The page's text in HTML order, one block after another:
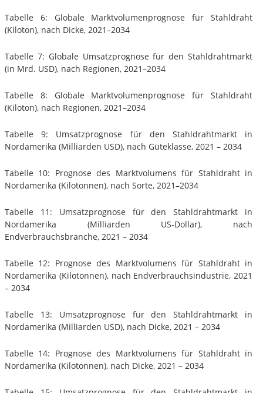
Tabelle 6: Globale Marktvolumenprognose für Stahldraht
(Kiloton), nach Dicke, 2021–2034
Tabelle 7: Globale Umsatzprognose für den Stahldrahtmarkt
(in Mrd. USD), nach Regionen, 2021–2034
Tabelle 8: Globale Marktvolumenprognose für Stahldraht
(Kiloton), nach Regionen, 2021–2034
Tabelle 9: Umsatzprognose für den Stahldrahtmarkt in
Nordamerika (Milliarden USD), nach Güteklasse, 2021 – 2034
Tabelle 10: Prognose des Marktvolumens für Stahldraht in
Nordamerika (Kilotonnen), nach Sorte, 2021–2034
Tabelle 11: Umsatzprognose für den Stahldrahtmarkt in
Nordamerika (Milliarden US-Dollar), nach
Endverbrauchsbranche, 2021 – 2034
Tabelle 12: Prognose des Marktvolumens für Stahldraht in
Nordamerika (Kilotonnen), nach Endverbrauchsindustrie, 2021
– 2034
Tabelle 13: Umsatzprognose für den Stahldrahtmarkt in
Nordamerika (Milliarden USD), nach Dicke, 2021 – 2034
Tabelle 14: Prognose des Marktvolumens für Stahldraht in
Nordamerika (Kilotonnen), nach Dicke, 2021 – 2034